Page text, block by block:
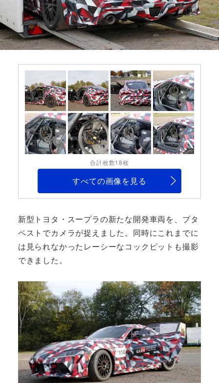
合計枚数18枚
すべての画像を見る
新型トヨタ・スープラの新たな開発車両を、ブタ
ペストでカメラが捉えました。同時にこれまでに
は見られなかったレーシーなコックピットも撮影
できました。